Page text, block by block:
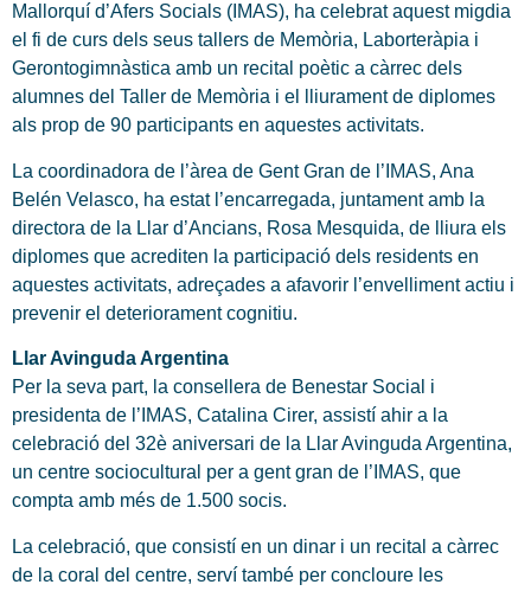
Mallorquí d’Afers Socials (IMAS), ha celebrat aquest migdia
el fi de curs dels seus tallers de Memòria, Laborteràpia i
Gerontogimnàstica amb un recital poètic a càrrec dels
alumnes del Taller de Memòria i el lliurament de diplomes
als prop de 90 participants en aquestes activitats.
La coordinadora de l’àrea de Gent Gran de l’IMAS, Ana
Belén Velasco, ha estat l’encarregada, juntament amb la
directora de la Llar d’Ancians, Rosa Mesquida, de lliura els
diplomes que acrediten la participació dels residents en
aquestes activitats, adreçades a afavorir l’envelliment actiu i
prevenir el deteriorament cognitiu.
Llar Avinguda Argentina
Per la seva part, la consellera de Benestar Social i
presidenta de l’IMAS, Catalina Cirer, assistí ahir a la
celebració del 32è aniversari de la Llar Avinguda Argentina,
un centre sociocultural per a gent gran de l’IMAS, que
compta amb més de 1.500 socis.
La celebració, que consistí en un dinar i un recital a càrrec
de la coral del centre, serví també per concloure les